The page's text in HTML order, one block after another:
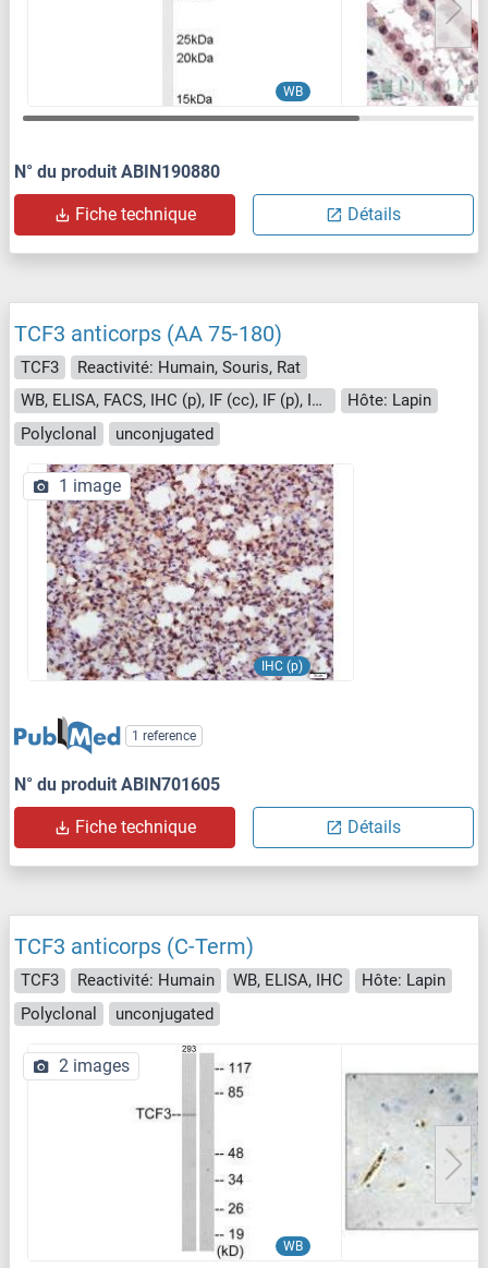
WB
N° du produit ABIN190880
Fiche technique Détails
TCF3 anticorps (AA 75-180)
TCF3
Reactivité: Humain, Souris, Rat
WB, ELISA, FACS, IHC (p), IF (cc), IF (p), IHC (fro)
Hôte: Lapin
Polyclonal
unconjugated
IHC (p)
1 image
1 reference
N° du produit ABIN701605
Fiche technique Détails
TCF3 anticorps (C-Term)
TCF3 Reactivité: Humain WB, ELISA, IHC
Hôte: Lapin
Polyclonal
unconjugated
WB
2 images